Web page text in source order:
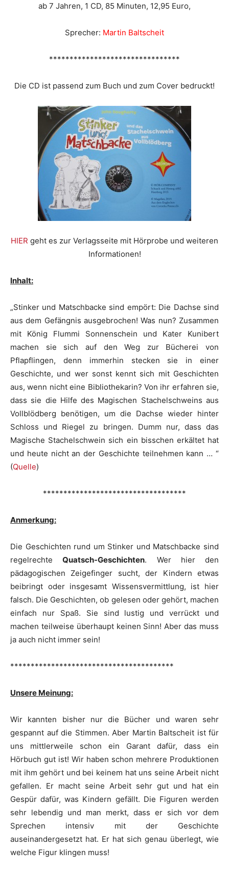
ab 7 Jahren, 1 CD, 85 Minuten, 12,95 Euro,
Sprecher: Martin Baltscheit
********************************
Die CD ist passend zum Buch und zum Cover bedruckt!
HIER geht es zur Verlagsseite mit Hörprobe und weiteren
Informationen!
Inhalt:
„Stinker und Matschbacke sind empört: Die Dachse sind
aus dem Gefängnis ausgebrochen! Was nun? Zusammen
mit König Flummi Sonnenschein und Kater Kunibert
machen sie sich auf den Weg zur Bücherei von
Pflapflingen, denn immerhin stecken sie in einer
Geschichte, und wer sonst kennt sich mit Geschichten
aus, wenn nicht eine Bibliothekarin? Von ihr erfahren sie,
dass sie die Hilfe des Magischen Stachelschweins aus
Vollblödberg benötigen, um die Dachse wieder hinter
Schloss und Riegel zu bringen. Dumm nur, dass das
Magische Stachelschwein sich ein bisschen erkältet hat
und heute nicht an der Geschichte teilnehmen kann … “
(Quelle)
***********************************
Anmerkung:
Die Geschichten rund um Stinker und Matschbacke sind
regelrechteQuatsch-Geschichten. Wer hier den
pädagogischen Zeigefinger sucht, der Kindern etwas
beibringt oder insgesamt Wissensvermittlung, ist hier
falsch. Die Geschichten, ob gelesen oder gehört, machen
einfach nur Spaß. Sie sind lustig und verrückt und
machen teilweise überhaupt keinen Sinn! Aber das muss
ja auch nicht immer sein!
****************************************
Unsere Meinung:
Wir kannten bisher nur die Bücher und waren sehr
gespannt auf die Stimmen. Aber Martin Baltscheit ist für
uns mittlerweile schon ein Garant dafür, dass ein
Hörbuch gut ist! Wir haben schon mehrere Produktionen
mit ihm gehört und bei keinem hat uns seine Arbeit nicht
gefallen. Er macht seine Arbeit sehr gut und hat ein
Gespür dafür, was Kindern gefällt. Die Figuren werden
sehr lebendig und man merkt, dass er sich vor dem
Sprechen intensiv mit der Geschichte
auseinandergesetzt hat. Er hat sich genau überlegt, wie
welche Figur klingen muss!